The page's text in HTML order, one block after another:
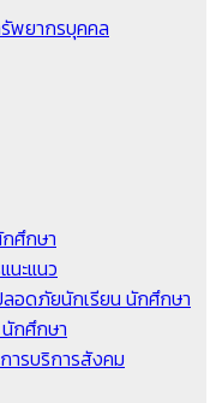
พยากรบุคคล
ศึกษา
นะแนว
อดภัยนักเรียน นักศึกษา
กศึกษา
ารบริการสังคม